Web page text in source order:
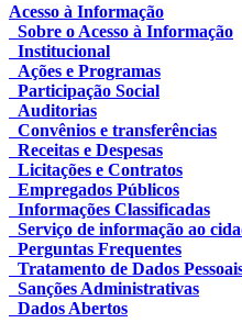
Acesso à Informação
Sobre o Acesso à Informação
Institucional
Ações e Programas
Participação Social
Auditorias
Convênios e transferências
Receitas e Despesas
Licitações e Contratos
Empregados Públicos
Informações Classificadas
Serviço de informação ao
Perguntas Frequentes
Tratamento de Dados
Sanções Administrativas
Dados Abertos